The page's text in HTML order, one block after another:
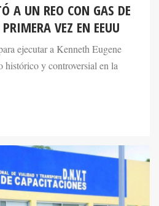
A UN REO CON GAS DE
VEZ EN EEUU
ejecutar a Kenneth Eugene
histórico y controversial en la